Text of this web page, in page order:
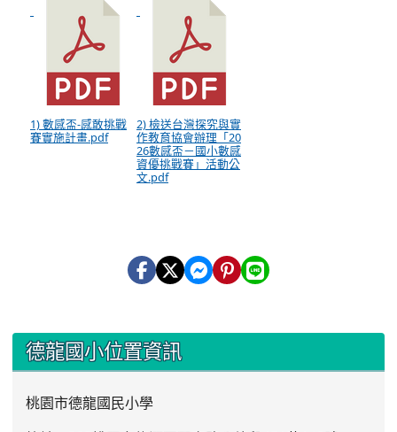
1) 數感盃-感敢挑戰
賽實施計畫.pdf
2) 檢送台灣探究與實
作教育協會辦理「20
26數感盃－國小數感
資優挑戰賽」活動公
文.pdf
::: 德龍國小位置資訊
桃園市德龍國民小學